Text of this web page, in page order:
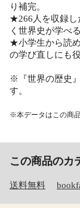
り補完。
★266人を収録し
く世界史が学べる
★小学生から読
の学び直しにも
※『世界の歴史
す。
※本データはこの商
この商品のカ
送料無料